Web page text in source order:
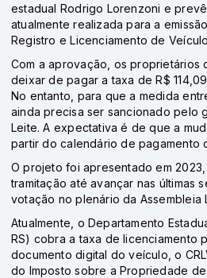
estadual Rodrigo Lorenzoni e
atualmente realizada para a
Registro e Licenciamento de
Com a aprovação, os proprietários
deixar de pagar a taxa de R$
No entanto, para que a medida
ainda precisa ser sancionado pelo
Leite. A expectativa é de que a
partir do calendário de pagamento
O projeto foi apresentado em
tramitação até avançar nas últimas
votação no plenário da Assembleia
Atualmente, o Departamento
RS) cobra a taxa de licenciamento
documento digital do veículo, o
do Imposto sobre a Propriedade